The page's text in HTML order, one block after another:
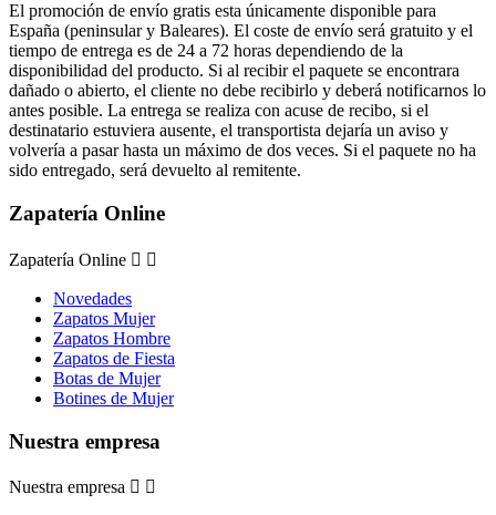
El promoción de envío gratis esta únicamente disponible para
España (peninsular y Baleares). El coste de envío será gratuito y el
tiempo de entrega es de 24 a 72 horas dependiendo de la
disponibilidad del producto. Si al recibir el paquete se encontrara
dañado o abierto, el cliente no debe recibirlo y deberá notificarnos lo
antes posible. La entrega se realiza con acuse de recibo, si el
destinatario estuviera ausente, el transportista dejaría un aviso y
volvería a pasar hasta un máximo de dos veces. Si el paquete no ha
sido entregado, será devuelto al remitente.
Zapatería Online
Zapatería Online  
Novedades
Zapatos Mujer
Zapatos Hombre
Zapatos de Fiesta
Botas de Mujer
Botines de Mujer
Nuestra empresa
Nuestra empresa  